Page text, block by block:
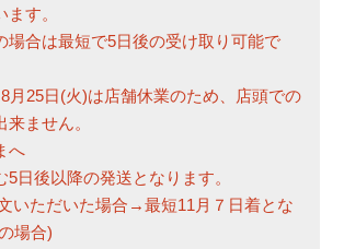
す。
場合は最短で5日後の受け取り可能で
月25日(火)は店舗休業のため、店頭での
ません。
へ
5日後以降の発送となります。
いただいた場合→最短11月７日着とな
場合)